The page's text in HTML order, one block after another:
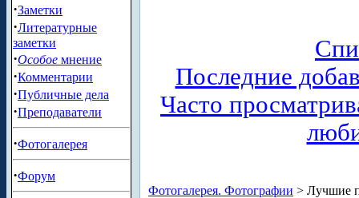
·Заметки
·Литературные
заметки
·Особое мнение
·Комментарии
·Публичные дела
·Преподаватели
·Фотогалерея
·Форум
Последние
Часто
Фотогалерея. Фотографии > Лучшие